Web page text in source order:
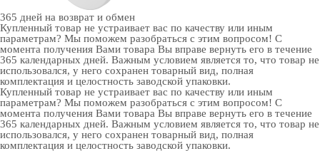
365 дней на возврат и обмен
Купленный товар не устраивает вас по качеству или иным
параметрам? Мы поможем разобраться с этим вопросом! С
момента получения Вами товара Вы вправе вернуть его в течение
365 календарных дней. Важным условием является то, что товар не
использовался, у него сохранен товарный вид, полная
комплектация и целостность заводской упаковки.
Купленный товар не устраивает вас по качеству или иным
параметрам? Мы поможем разобраться с этим вопросом! С
момента получения Вами товара Вы вправе вернуть его в течение
365 календарных дней. Важным условием является то, что товар не
использовался, у него сохранен товарный вид, полная
комплектация и целостность заводской упаковки.